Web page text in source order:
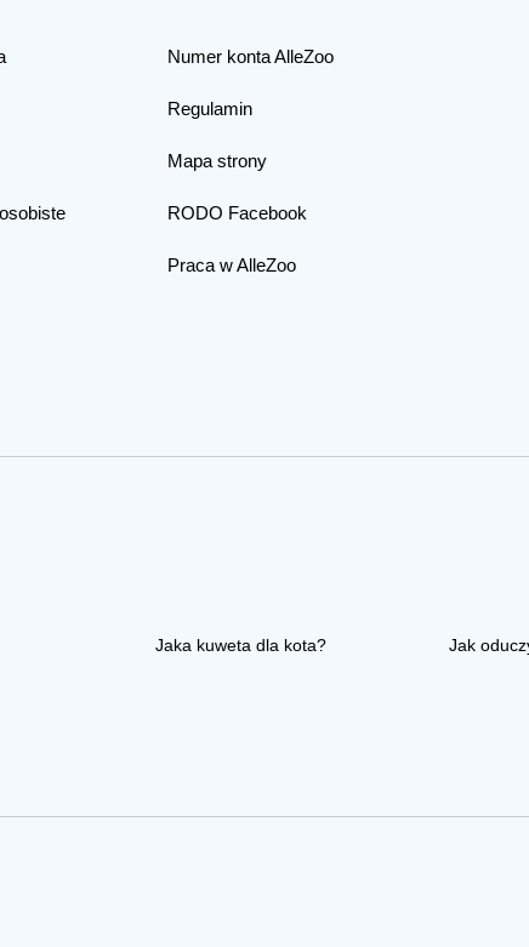
Numer konta AlleZoo
Regulamin
Mapa strony
RODO Facebook
Praca w AlleZoo
Jaka kuweta dla kota? Jak